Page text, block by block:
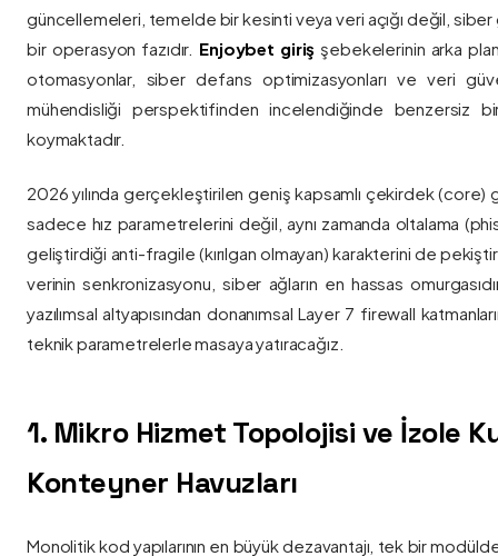
güncellemeleri, temelde bir kesinti veya veri açığı değil, siber
bir operasyon fazıdır. Enjoybet giriş şebekelerinin arka
otomasyonlar, siber defans optimizasyonları ve veri
mühendisliği perspektifinden incelendiğinde benzersiz
koymaktadır.
2026 yılında gerçekleştirilen geniş kapsamlı çekirdek
sadece hız parametrelerini değil, aynı zamanda oltalama
geliştirdiği anti-fragile (kırılgan olmayan) karakterini de
verinin senkronizasyonu, siber ağların en hassas
yazılımsal altyapısından donanımsal Layer 7 firewall
teknik parametrelerle masaya yatıracağız.
1. Mikro Hizmet Topolojisi ve İzole
Konteyner Havuzları
Monolitik kod yapılarının en büyük dezavantajı, tek bir